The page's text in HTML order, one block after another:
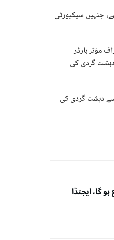
جنہیں سیکیورٹی
مؤثر بارڈر
دہشت گردی کی
سے دہشت گردی کی
گا، ایجنڈا